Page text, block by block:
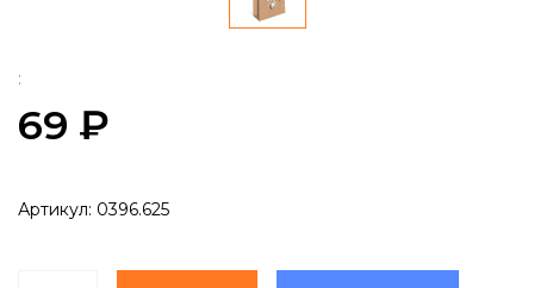
:
69 ₽
Артикул: 0396.625